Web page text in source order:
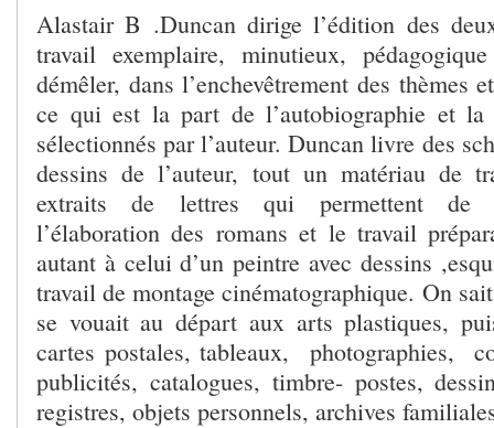
Alastair B .Duncan dirige l’édition des
travail exemplaire, minutieux,
démêler, dans l’enchevêtrement des thèmes
ce qui est la part de l’autobiographie et la
sélectionnés par l’auteur. Duncan livre des
dessins de l’auteur, tout un matériau de
extraits de lettres qui permettent de
l’élaboration des romans et le travail
autant à celui d’un peintre avec dessins
travail de montage cinématographique. On
se vouait au départ aux arts plastiques,
cartes postales, tableaux, photographies,
publicités, catalogues, timbre- postes,
registres, objets personnels, archives